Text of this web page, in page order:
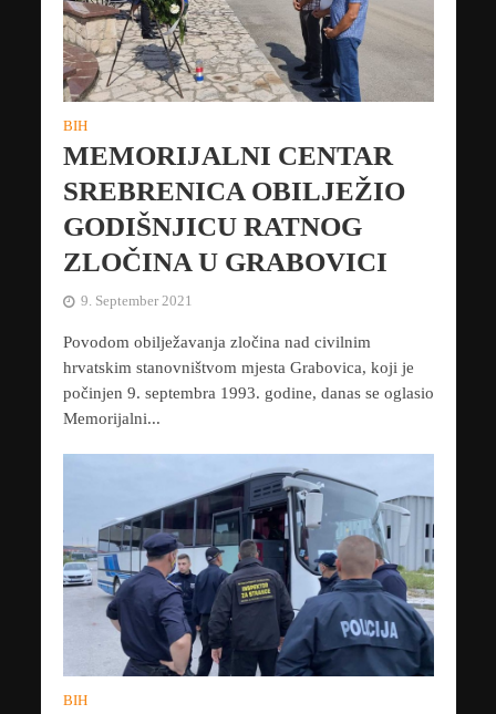
BIH
MEMORIJALNI CENTAR
SREBRENICA OBILJEŽIO
GODIŠNJICU RATNOG
ZLOČINA U GRABOVICI
9. September 2021
Povodom obilježavanja zločina nad civilnim
hrvatskim stanovništvom mjesta Grabovica, koji je
počinjen 9. septembra 1993. godine, danas se oglasio
Memorijalni...
BIH